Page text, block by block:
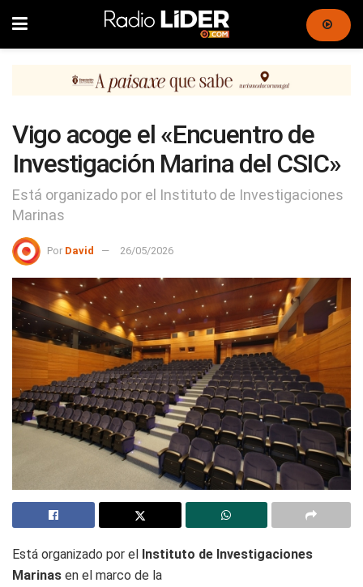
Vigo acoge el «Encuentro de
Investigación Marina del CSIC»
Está organizado por el Instituto de Investigaciones
Marinas
Por David 26/05/2026
Está organizado por el Instituto de Investigaciones
Marinas en el marco de la